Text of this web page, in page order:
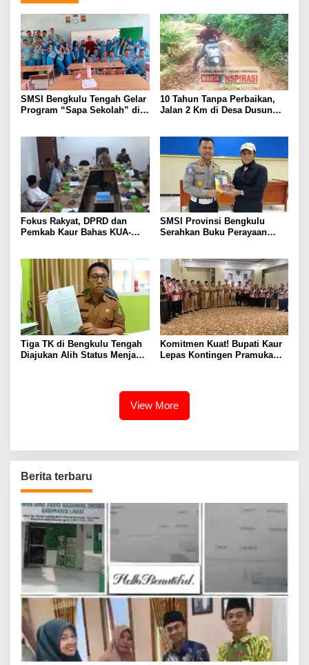
SMSI Bengkulu Tengah Gelar
Program “Sapa Sekolah” di
10 Tahun Tanpa Perbaikan,
Jalan 2 Km di Desa Dusun
Fokus Rakyat, DPRD dan
Pemkab Kaur Bahas KUA-
SMSI Provinsi Bengkulu
Serahkan Buku Perayaan
Tiga TK di Bengkulu Tengah
Diajukan Alih Status Menjadi
Komitmen Kuat! Bupati Kaur
Lepas Kontingen Pramuka
View More
Berita terbaru